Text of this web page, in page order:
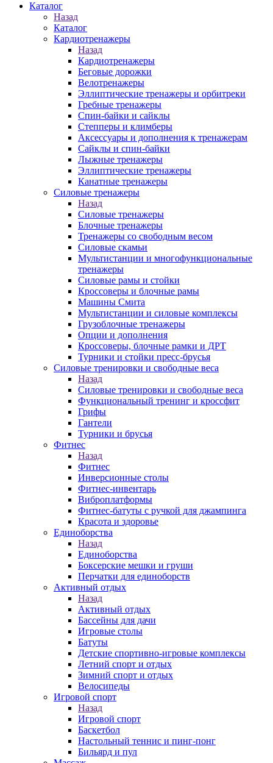
Каталог
Назад
Каталог
Кардиотренажеры
Назад
Кардиотренажеры
Беговые дорожки
Велотренажеры
Эллиптические тренажеры и орбитреки
Гребные тренажеры
Спин-байки и сайклы
Степперы и климберы
Аксессуары и дополнения к тренажерам
Сайклы и спин-байки
Лыжные тренажеры
Эллиптические тренажеры
Канатные тренажеры
Силовые тренажеры
Назад
Силовые тренажеры
Блочные тренажеры
Тренажеры со свободным весом
Силовые скамьи
Мультистанции и многофункциональные
тренажеры
Силовые рамы и стойки
Кроссоверы и блочные рамы
Машины Смита
Мультистанции и силовые комплексы
Грузоблочные тренажеры
Опции и дополнения
Кроссоверы, блочные рамки и ДРТ
Турники и стойки пресс-брусья
Силовые тренировки и свободные веса
Назад
Силовые тренировки и свободные веса
Функциональный тренинг и кроссфит
Грифы
Гантели
Турники и брусья
Фитнес
Назад
Фитнес
Инверсионные столы
Фитнес-инвентарь
Виброплатформы
Фитнес-батуты с ручкой для джампинга
Красота и здоровье
Единоборства
Назад
Единоборства
Боксерские мешки и груши
Перчатки для единоборств
Активный отдых
Назад
Активный отдых
Бассейны для дачи
Игровые столы
Батуты
Детские спортивно-игровые комплексы
Летний спорт и отдых
Зимний спорт и отдых
Велосипеды
Игровой спорт
Назад
Игровой спорт
Баскетбол
Настольный теннис и пинг-понг
Бильярд и пул